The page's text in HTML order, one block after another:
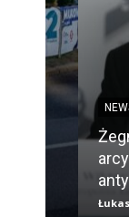
NEWSY
Łukasz